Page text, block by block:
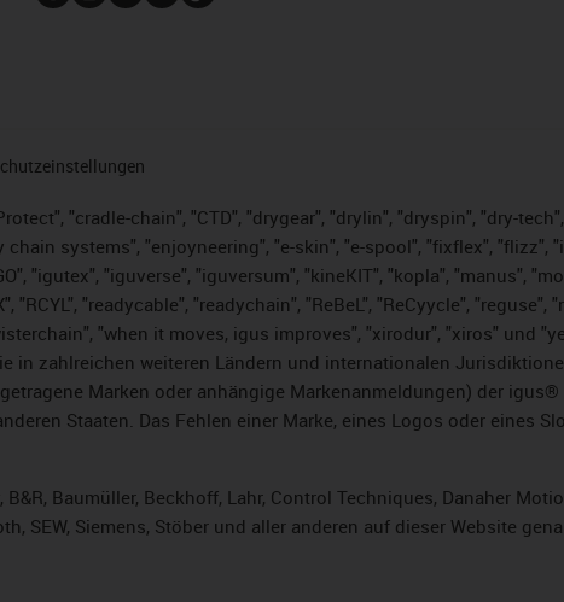
"cradle-chain", "CTD", "drygear", "drylin", "dryspin", "dry-
systems", "enjoyneering", "e-skin", "e-spool", "fixflex", "flizz",
"igutex", "iguverse", "iguversum", "kineKIT", "kopla", "manus",
"readycable", "readychain", "ReBeL", "ReCyycle", "reguse",
"when it moves, igus improves", "xirodur", "xiros" und
in zahlreichen weiteren Ländern und internationalen
Marken oder anhängige Markenanmeldungen) der igus®
Staaten. Das Fehlen einer Marke, eines Logos oder eines
Baumüller, Beckhoff, Lahr, Control Techniques, Danaher
SEW, Siemens, Stöber und aller anderen auf dieser Website